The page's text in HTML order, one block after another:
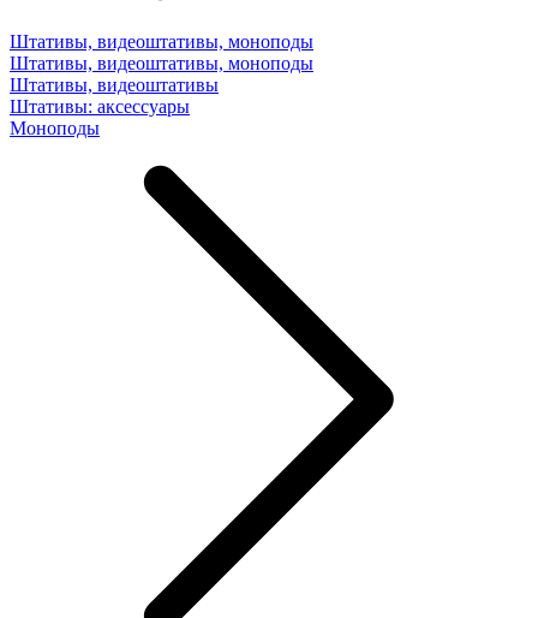
Штативы, видеоштативы, моноподы
Штативы, видеоштативы, моноподы
Штативы, видеоштативы
Штативы: аксессуары
Моноподы